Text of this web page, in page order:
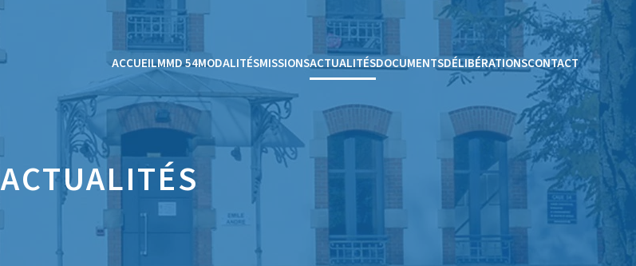
ACCUEILMMD 54MODALITÉSMISSIONSACTUALITÉSDOCUMENTSDÉLIBÉRATIONSCONTACT
ACTUALITÉS